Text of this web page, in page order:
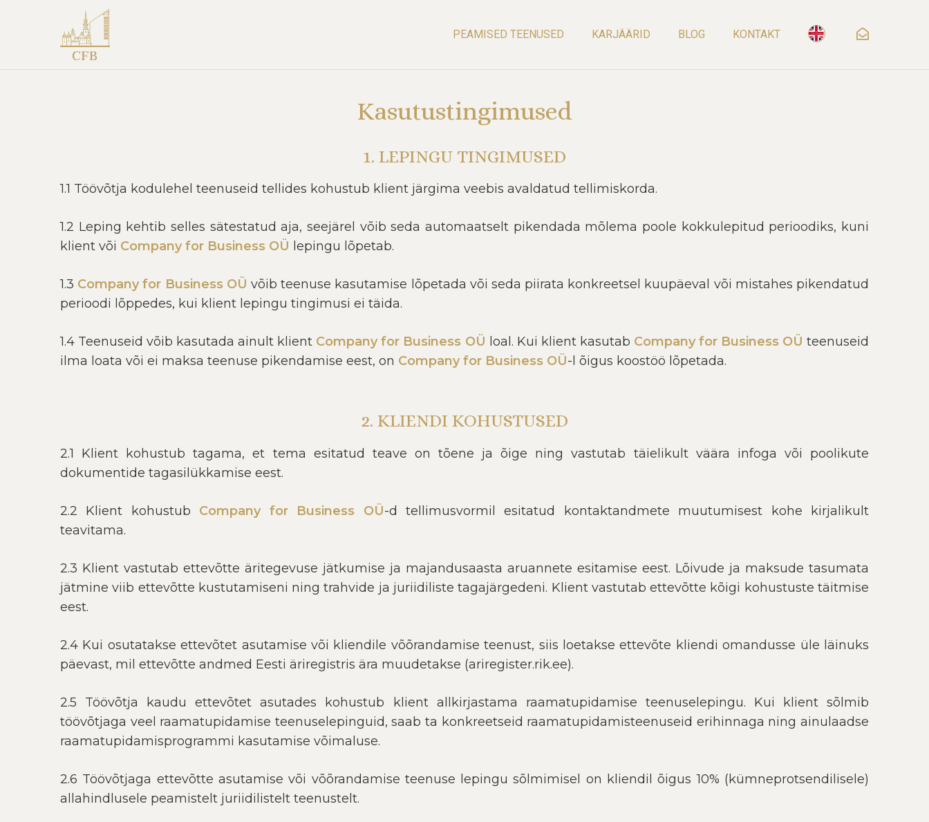
PEAMISED TEENUSED KARJÄÄRID BLOG KONTAKT
Kasutustingimused
1. LEPINGU TINGIMUSED
1.1 Töövõtja kodulehel teenuseid tellides kohustub klient järgima veebis avaldatud tellimiskorda.
1.2 Leping kehtib selles sätestatud aja, seejärel võib seda automaatselt pikendada mõlema poole kokkulepitud perioodiks, kuni
klient või Company for Business OÜ lepingu lõpetab.
1.3 Company for Business OÜ võib teenuse kasutamise lõpetada või seda piirata konkreetsel kuupäeval või mistahes pikendatud
perioodi lõppedes, kui klient lepingu tingimusi ei täida.
1.4 Teenuseid võib kasutada ainult klient Company for Business OÜ loal. Kui klient kasutab Company for Business OÜ teenuseid
ilma loata või ei maksa teenuse pikendamise eest, on Company for Business OÜ-l õigus koostöö lõpetada.
2. KLIENDI KOHUSTUSED
2.1 Klient kohustub tagama, et tema esitatud teave on tõene ja õige ning vastutab täielikult väära infoga või poolikute
dokumentide tagasilükkamise eest.
2.2 Klient kohustub Company for Business OÜ-d tellimusvormil esitatud kontaktandmete muutumisest kohe kirjalikult
teavitama.
2.3 Klient vastutab ettevõtte äritegevuse jätkumise ja majandusaasta aruannete esitamise eest. Lõivude ja maksude tasumata
jätmine viib ettevõtte kustutamiseni ning trahvide ja juriidiliste tagajärgedeni. Klient vastutab ettevõtte kõigi kohustuste täitmise
eest.
2.4 Kui osutatakse ettevõtet asutamise või kliendile võõrandamise teenust, siis loetakse ettevõte kliendi omandusse üle läinuks
päevast, mil ettevõtte andmed Eesti äriregistris ära muudetakse (ariregister.rik.ee).
2.5 Töövõtja kaudu ettevõtet asutades kohustub klient allkirjastama raamatupidamise teenuselepingu. Kui klient sõlmib
töövõtjaga veel raamatupidamise teenuselepinguid, saab ta konkreetseid raamatupidamisteenuseid erihinnaga ning ainulaadse
raamatupidamisprogrammi kasutamise võimaluse.
2.6 Töövõtjaga ettevõtte asutamise või võõrandamise teenuse lepingu sõlmimisel on kliendil õigus 10% (kümneprotsendilisele)
allahindlusele peamistelt juriidilistelt teenustelt.